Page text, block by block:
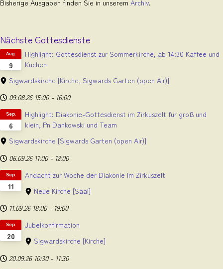
Bisherige Ausgaben finden Sie in unserem Archiv.
Nächste Gottesdienste
9
Aug.
Highlight: Gottesdienst zur Sommerkirche, ab 14:30 Kaffee und
Kuchen
Sigwardskirche [Kirche, Sigwards Garten (open Air)]
09.08.26 15:00 - 16:00
6
Sep.
Highlight: Diakonie-Gottesdienst im Zirkuszelt für groß und
klein, Pn Dankowski und Team
Sigwardskirche [Sigwards Garten (open Air)]
06.09.26 11:00 - 12:00
11
Sep.
Andacht zur Woche der Diakonie Im Zirkuszelt
Neue Kirche [Saal]
11.09.26 18:00 - 19:00
20
Sep.
Jubelkonfirmation
Sigwardskirche [Kirche]
20.09.26 10:30 - 11:30